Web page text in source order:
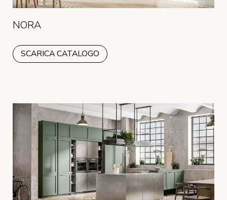
NORA
SCARICA CATALOGO